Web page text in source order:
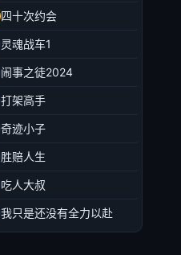
四十次约会
灵魂战车1
闹事之徒2024
打架高手
奇迹小子
胜赔人生
吃人大叔
我只是还没有全力以赴